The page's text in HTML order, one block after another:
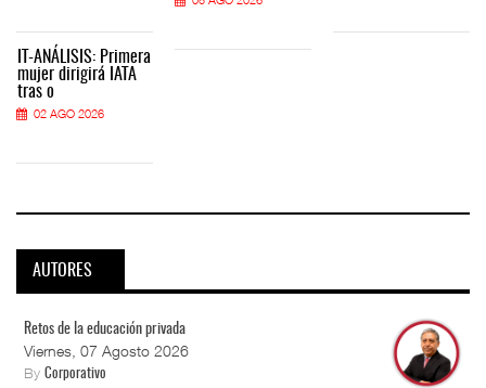
IT-ANÁLISIS: Primera
mujer dirigirá IATA
tras o
02 AGO 2026
AUTORES
Retos de la educación privada
Viernes, 07 Agosto 2026
By Corporativo